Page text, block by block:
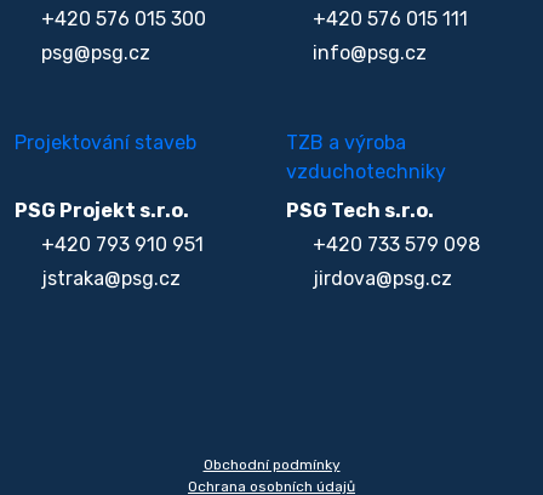
+420 576 015 300
psg@psg.cz
+420 576 015 111
info@psg.cz
Projektování staveb
PSG Projekt s.r.o.
+420 793 910 951
jstraka@psg.cz
TZB a výroba
vzduchotechniky
PSG Tech s.r.o.
+420 733 579 098
jirdova@psg.cz
Obchodní podmínky
Ochrana osobních údajů